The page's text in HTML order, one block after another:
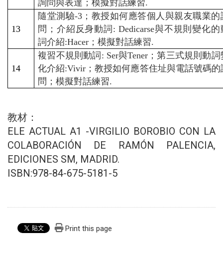
詢問與表達；模擬對話練習.
13
隨堂測驗-3；教授如何應答個人與親友職業的
問；介紹反身動詞: Dedicarse與不規則變化的
詞介紹:Hacer；模擬對話練習.
14
複習不規則動詞: Ser與Tener；第三式規則動詞
化介紹:Vivir；教授如何應答住址與電話號碼的
問；模擬對話練習.
教材：
ELE ACTUAL A1 -VIRGILIO BOROBIO CON LA
COLABORACIÓN DE RAMÓN PALENCIA,
EDICIONES SM, MADRID.
ISBN:978-84-675-5181-5
Print this page